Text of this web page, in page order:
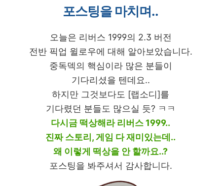
포스팅을 마치며..
오늘은 리버스 1999의 2.3 버전
전반 픽업 윌로우에 대해 알아보았습니다.
중독덱의 핵심이라 많은 분들이
기다리셨을 텐데요..
하지만 그것보다도 [랩소디]를
기다렸던 분들도 많으실 듯? ㅋㅋ
다시금 떡상해라 리버스 1999..
진짜 스토리, 게임 다 재미있는데..
왜 이렇게 떡상을 안 할까요..?
포스팅을 봐주셔서 감사합니다.